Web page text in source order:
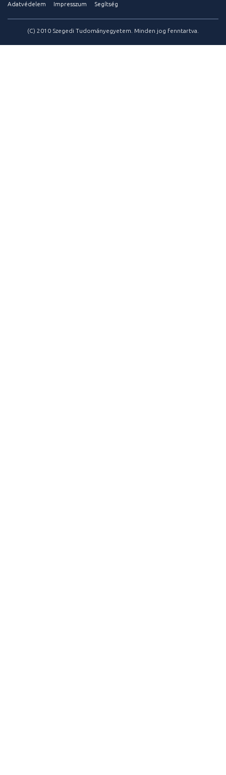
Adatvédelem Impresszum Segítség
(C) 2010 Szegedi Tudományegyetem. Minden jog fenntartva.